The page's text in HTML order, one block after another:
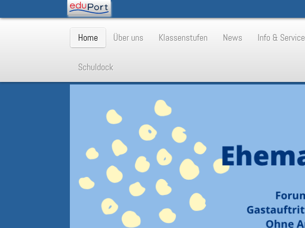
Home Über uns Klassenstufen News Info & Service
Schuldock